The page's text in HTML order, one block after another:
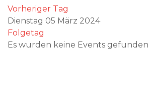
Vorheriger Tag
Dienstag 05 März 2024
Folgetag
Es wurden keine Events gefunden